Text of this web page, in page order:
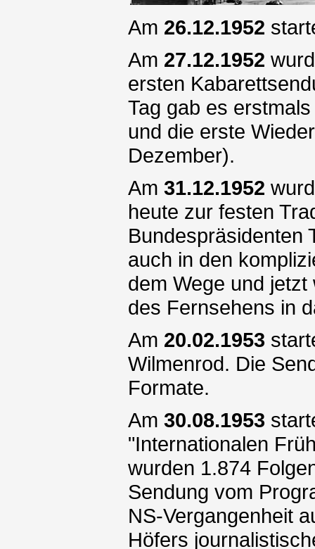
Am 26.12.1952
Am 27.12.1952
ersten
Tag gab es
und die erste
Dezember).
Am 31.12.1952
heute zur festen
Bundespräsidenten
auch in den
dem Wege und
des Fernsehens in
Am 20.02.1953
Wilmenrod. Die
Formate.
Am 30.08.1953
"Internationalen
wurden 1.874
Sendung vom
NS-Vergangenheit
Höfers